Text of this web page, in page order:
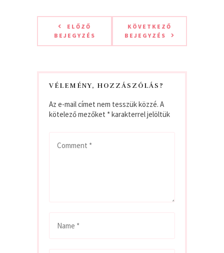
ELŐZŐ
BEJEGYZÉS
KÖVETKEZŐ
BEJEGYZÉS
VÉLEMÉNY, HOZZÁSZÓLÁS?
Az e-mail címet nem tesszük közzé. A
kötelező mezőket *karakterrel jelöltük